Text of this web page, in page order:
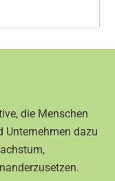
die Menschen
Unternehmen dazu